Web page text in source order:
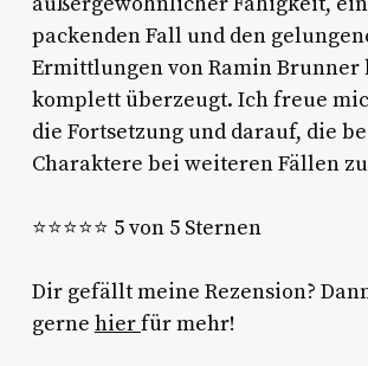
packenden Fall und den
Ermittlungen von Ramin Brunner
komplett überzeugt. Ich freue
die Fortsetzung und darauf, die
Charaktere bei weiteren Fällen
⭐⭐⭐⭐⭐ 5 von 5 Sternen
Dir gefällt meine Rezension?
gerne hierfür mehr!